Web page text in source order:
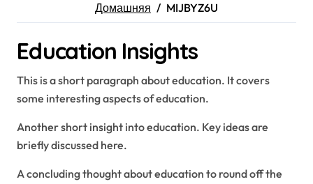
Домашняя MIJBYZ6U
Education Insights
This is a short paragraph about education. It covers
some interesting aspects of education.
Another short insight into education. Key ideas are
briefly discussed here.
A concluding thought about education to round off the